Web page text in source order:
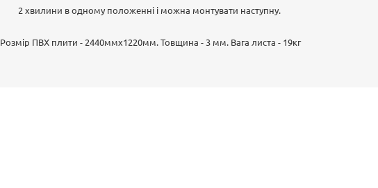
2 хвилини в одному положенні і можна монтувати наступну.
Розмір ПВХ плити - 2440ммх1220мм. Товщина - 3 мм. Вага листа - 19кг